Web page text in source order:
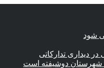
شود
دیداری تدارکاتی